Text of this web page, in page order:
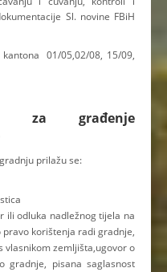
Sl. novine FBiH
01/05,02/08, 15/09,
za građenje
prilažu se:
ili odluka nadležnog tijela na
korištenja radi gradnje,
vlasnikom zemljišta,ugovor o
gradnje, pisana saglasnost